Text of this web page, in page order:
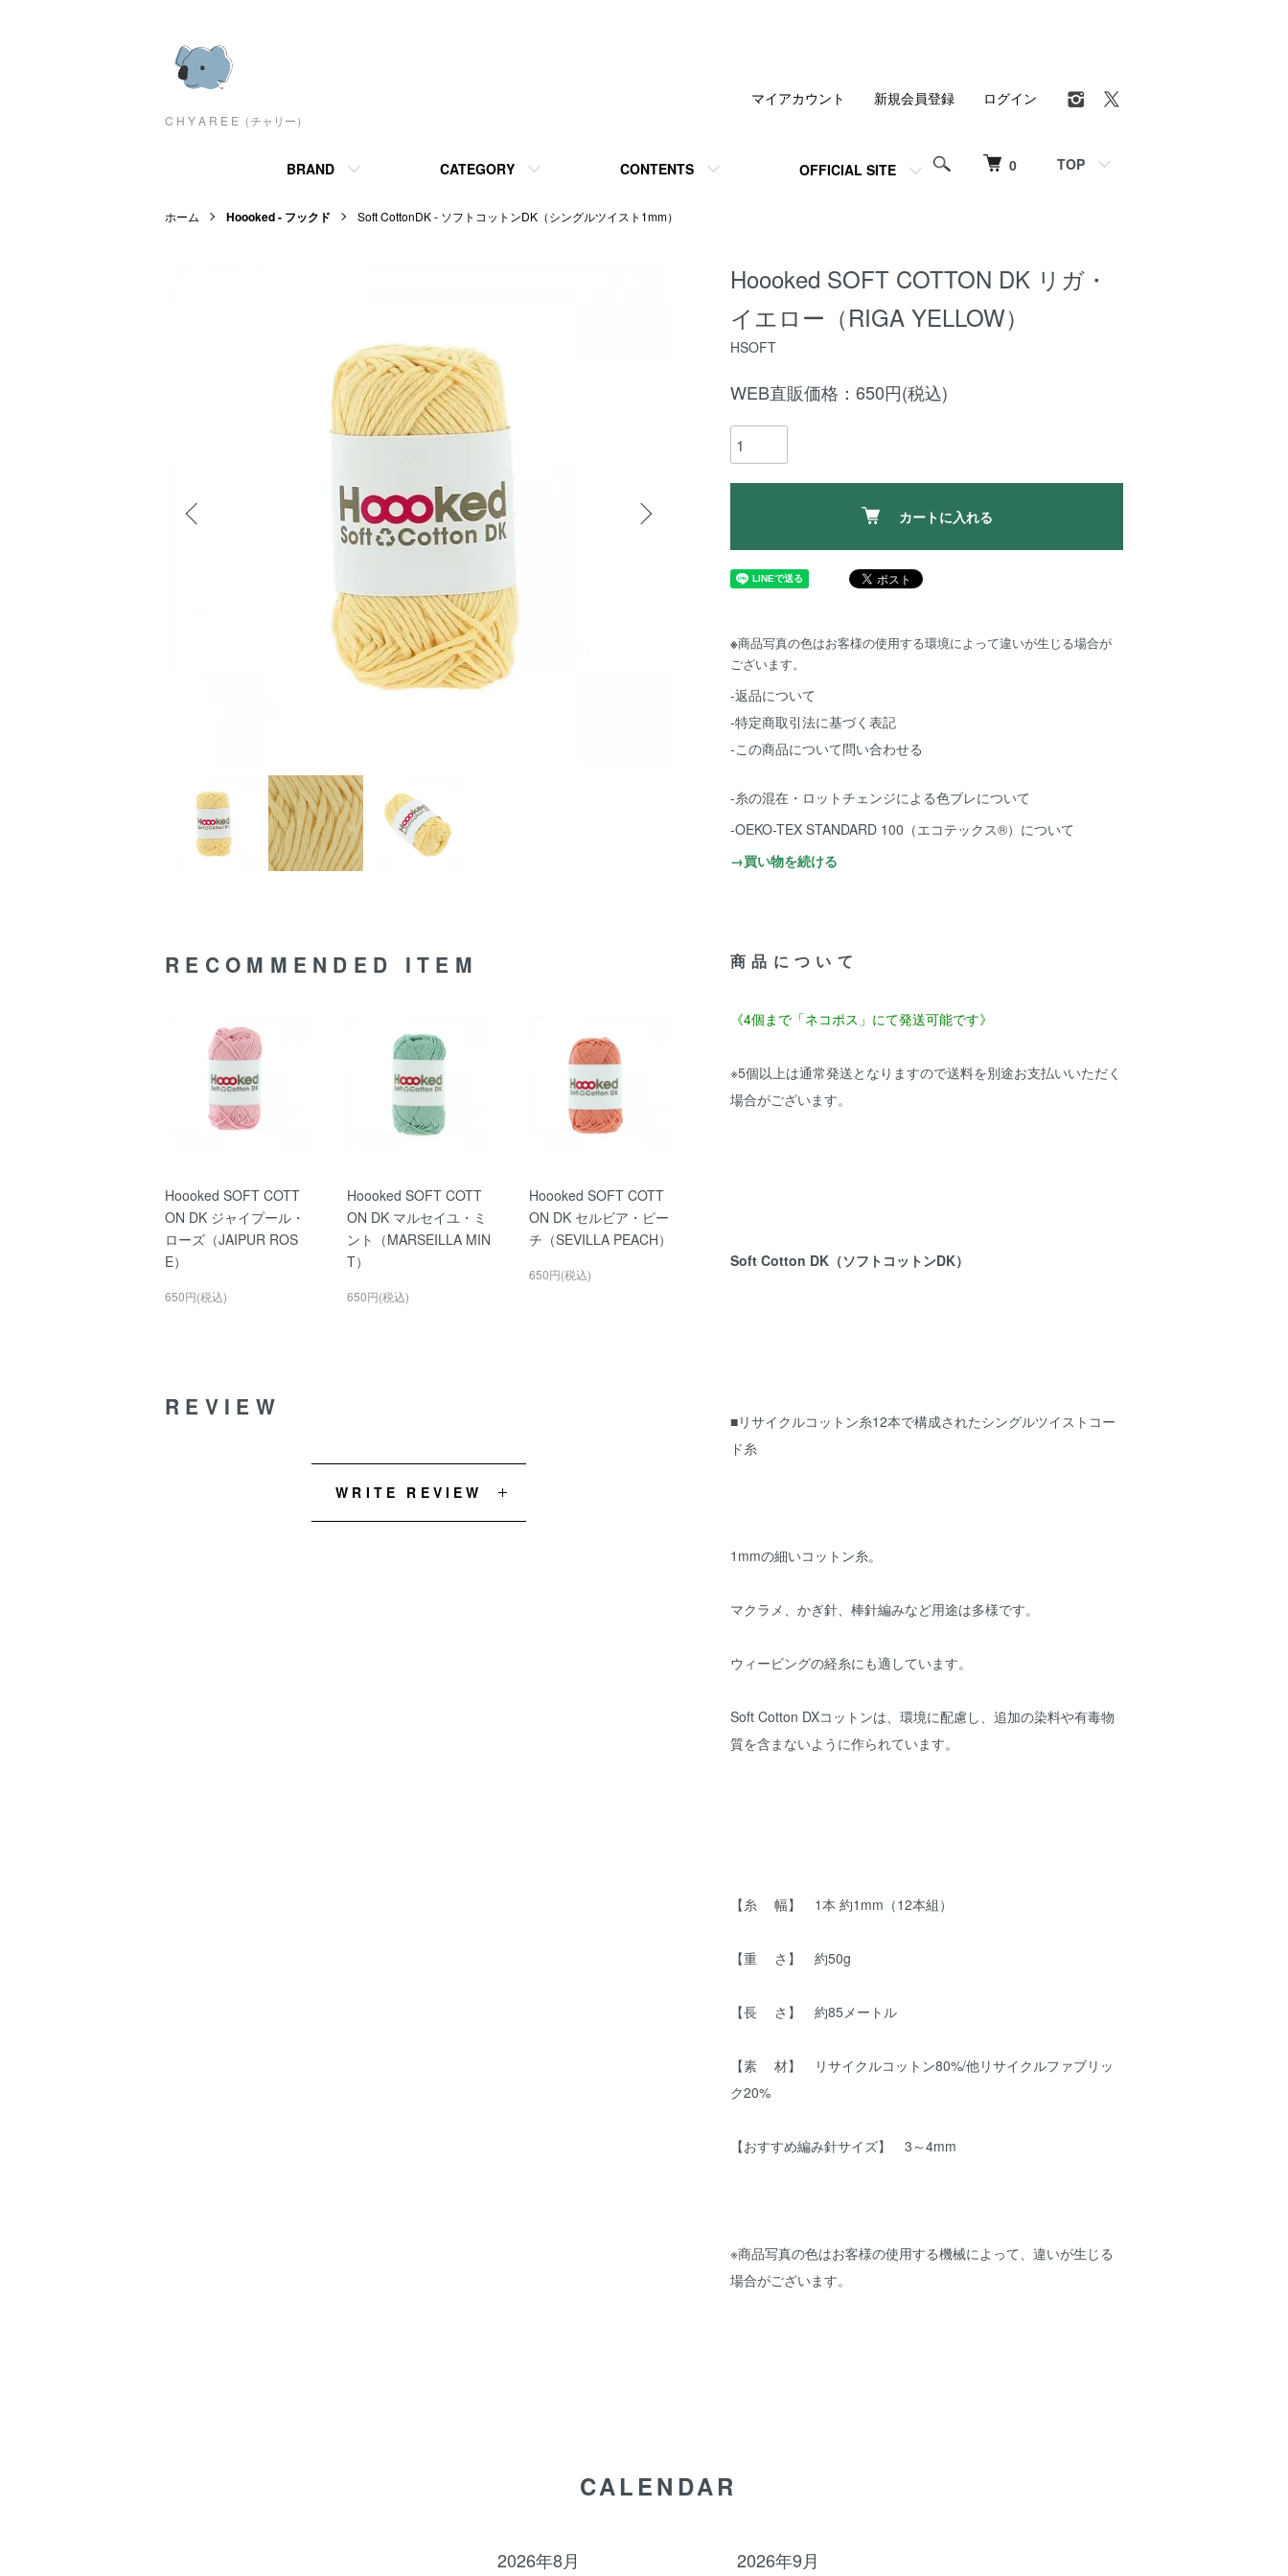
C H Y A R E E（チャリー）
0 TOP
BRAND CATEGORY CONTENTS OFFICIAL SITE
マイアカウント 新規会員登録 ログイン
ホーム Hoooked - フックド Soft CottonDK - ソフトコットンDK（シングルツイスト1mm）
Hoooked SOFT COTTON DK リガ・
イエロー（RIGA YELLOW）
HSOFT
WEB直販価格：650円(税込)
カートに入れる
※商品写真の色はお客様の使用する環境によって違いが生じる場合が
ございます。
-返品について
-特定商取引法に基づく表記
-この商品について問い合わせる
-糸の混在・ロットチェンジによる色ブレについて
-OEKO-TEX STANDARD 100（エコテックス®️）について
→買い物を続ける
商品について
《4個まで「ネコポス」にて発送可能です》
※5個以上は通常発送となりますので送料を別途お支払いいただく
場合がございます。
Soft Cotton DK（ソフトコットンDK）
■リサイクルコットン糸12本で構成されたシングルツイストコー
ド糸
1mmの細いコットン糸。
マクラメ、かぎ針、棒針編みなど用途は多様です。
ウィービングの経糸にも適しています。
Soft Cotton DXコットンは、環境に配慮し、追加の染料や有毒物
質を含まないように作られています。
【糸 幅】 1本 約1mm（12本組）
【重 さ】 約50g
【長 さ】 約85メートル
【素 材】 リサイクルコットン80%/他リサイクルファブリッ
ク20%
【おすすめ編み針サイズ】 3～4mm
※商品写真の色はお客様の使用する機械によって、違いが生じる
場合がございます。
RECOMMENDED ITEM
Hoooked SOFT COTT
ON DK ジャイプール・
ローズ（JAIPUR ROS
E）
650円(税込)
Hoooked SOFT COTT
ON DK マルセイユ・ミ
ント（MARSEILLA MIN
T）
650円(税込)
Hoooked SOFT COTT
ON DK セルビア・ピー
チ（SEVILLA PEACH）
650円(税込)
REVIEW
WRITE REVIEW
CALENDAR
2026年8月 2026年9月